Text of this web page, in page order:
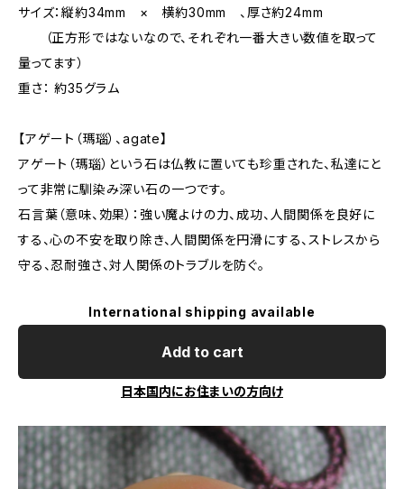
サイズ：縦約34mm × 横約30mm 、厚さ約24mm
（正方形ではないなので、それぞれ一番大きい数値を取って
量ってます）
重さ： 約35グラム
【アゲート（瑪瑙）、agate】
アゲート（瑪瑙）という石は仏教に置いても珍重された、私達にと
って非常に馴染み深い石の一つです。
石言葉（意味、効果）：強い魔よけの力、成功、人間関係を良好に
する、心の不安を取り除き、人間関係を円滑にする、ストレスから
守る、忍耐強さ、対人関係のトラブルを防ぐ。
International shipping available
Add to cart
日本国内にお住まいの方向け